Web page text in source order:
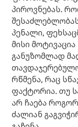
პიროვნებას.
პენალი,
მისი
განუზომლად
რწმენა, რაც
ფაქტორია. თუ
არ ჩაება
ძალიან